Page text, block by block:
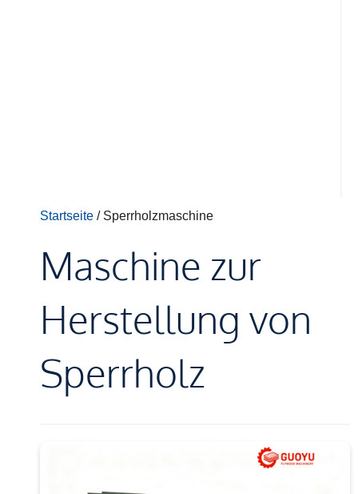
Startseite / Sperrholzmaschine
Maschine zur
Herstellung von
Sperrholz